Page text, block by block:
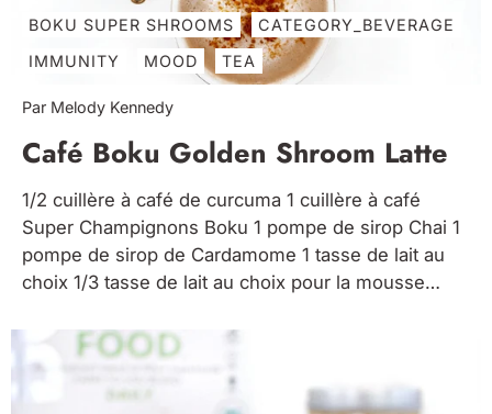
BOKU SUPER SHROOMS
CATEGORY_BEVERAGE
IMMUNITY
MOOD TEA
Par Melody Kennedy
Café Boku Golden Shroom Latte
1/2 cuillère à café de curcuma 1 cuillère à café
Super Champignons Boku 1 pompe de sirop Chai 1
pompe de sirop de Cardamome 1 tasse de lait au
choix 1/3 tasse de lait au choix pour la mousse
casserole, fouetter ensemble jusqu'à...